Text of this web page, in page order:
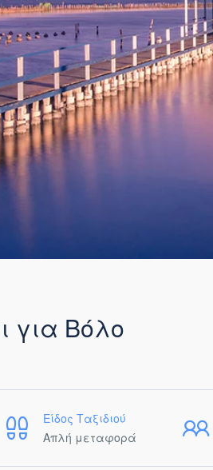
για Βόλο
Είδος Ταξιδιού
Απλή μεταφορά